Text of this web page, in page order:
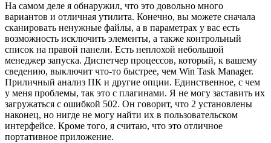
На самом деле я обнаружил, что это довольно много
вариантов и отличная утилита. Конечно, вы можете сначала
сканировать ненужные файлы, а в параметрах у вас есть
возможность исключить элементы, а также контрольный
список на правой панели. Есть неплохой небольшой
менеджер запуска. Диспетчер процессов, который, к вашему
сведению, выключит что-то быстрее, чем Win Task Manager.
Приличный анализ ПК и другие опции. Единственное, с чем
у меня проблемы, так это с плагинами. Я не могу заставить их
загружаться с ошибкой 502. Он говорит, что 2 установлены
наконец, но нигде не могу найти их в пользовательском
интерфейсе. Кроме того, я считаю, что это отличное
портативное приложение.